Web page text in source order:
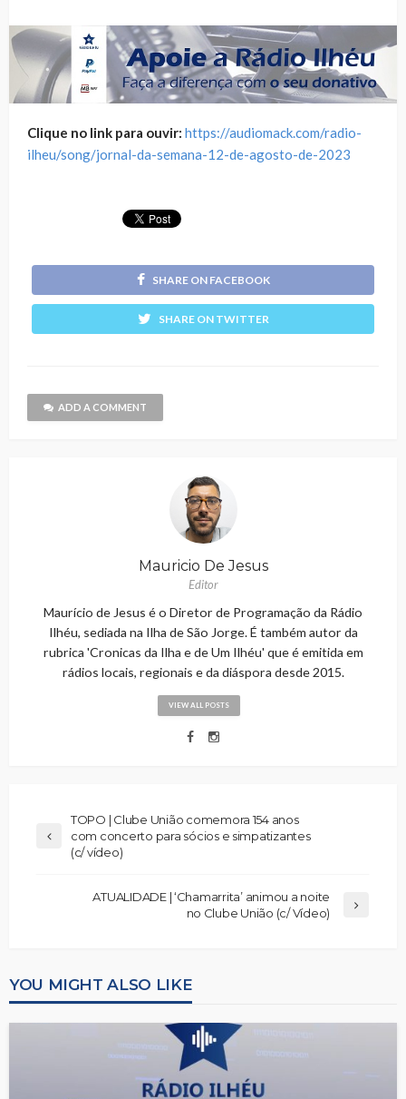
Clique no link para ouvir: https://audiomack.com/radio-
ilheu/song/jornal-da-semana-12-de-agosto-de-2023
SHARE ON FACEBOOK
SHARE ON TWITTER
ADD A COMMENT
Mauricio De Jesus
Editor
Maurício de Jesus é o Diretor de Programação da Rádio
Ilhéu, sediada na Ilha de São Jorge. É também autor da
rubrica 'Cronicas da Ilha e de Um Ilhéu' que é emitida em
rádios locais, regionais e da diáspora desde 2015.
VIEW ALL POSTS
TOPO | Clube União comemora 154 anos
com concerto para sócios e simpatizantes
(c/ vídeo)
ATUALIDADE | ‘Chamarrita’ animou a noite
no Clube União (c/ Vídeo)
YOU MIGHT ALSO LIKE